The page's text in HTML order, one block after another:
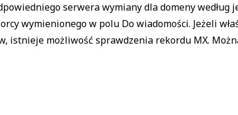
serwera wymiany dla domeny według
wymienionego w polu Do wiadomości. Jeżeli
istnieje możliwość sprawdzenia rekordu MX.